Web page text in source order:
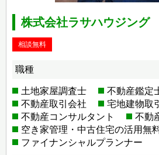
株式会社ラサハウジング
相談無料
職種
土地家屋調査士
不動産鑑定
不動産取引会社
宅地建物取
不動産コンサルタント
不動
空き家管理・中古住宅の活用無
ファイナンシャルプランナー